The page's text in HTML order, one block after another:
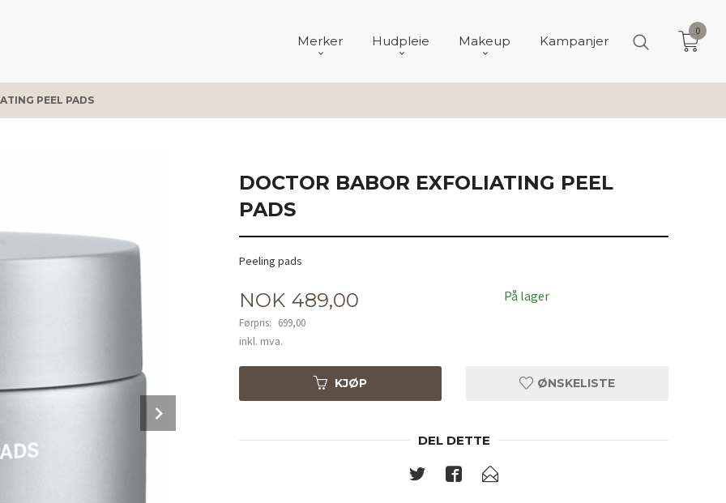
Merker Hudpleie Makeup Kampanjer
0
PEEL PADS
DOCTOR BABOR EXFOLIATING PEEL
PADS
Peeling pads
Tilbud
NOK 489,00
Førpris: 699,00
Rabatt
inkl. mva.
På lager
KJØP ØNSKELISTE
DEL DETTE